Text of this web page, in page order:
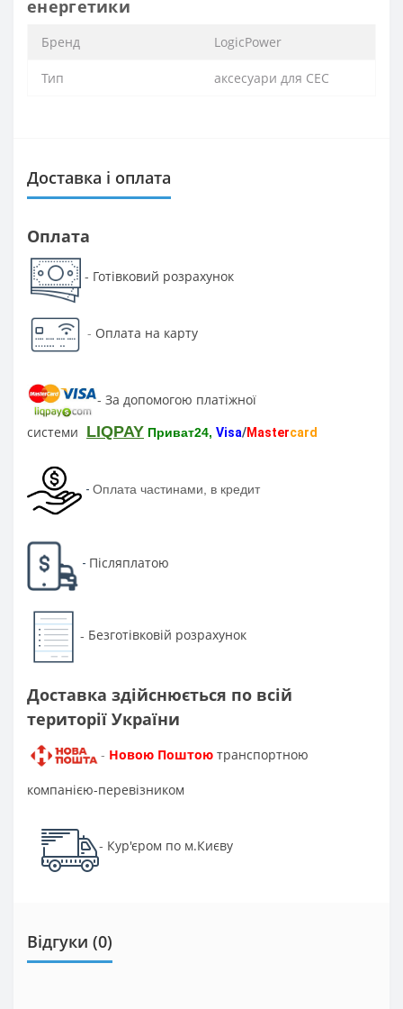
енергетики
Бренд LogicPower
Тип аксесуари для СЕС
Доставка і оплата
Оплата
- Готівковий розрахунок
- Оплата на карту
- За допомогою платіжної
системи LIQPAY Приват24, Visa/Mastercard
- Оплата частинами, в кредит
- Післяплатою
- Безготівковій розрахунок
Доставка здійснюється по всій
території України
- Новою Поштою транспортною
компанією-перевізником
- Кур'єром по м.Києву
Відгуки (0)